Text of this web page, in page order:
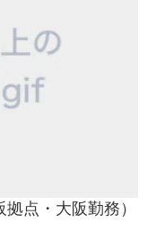
点・大阪勤務）